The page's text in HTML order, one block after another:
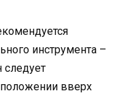
инструмента –
следует
вверх